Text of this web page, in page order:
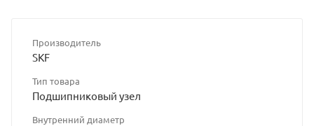
Производитель
SKF
Тип товара
Подшипниковый узел
Внутренний диаметр